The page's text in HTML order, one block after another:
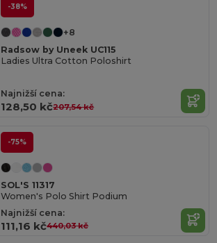
-38%
+8
Radsow by Uneek UC115
Ladies Ultra Cotton Poloshirt
Najnižší cena:
128,50 kč207,54 kč
-75%
SOL'S 11317
Women's Polo Shirt Podium
Najnižší cena:
111,16 kč440,03 kč